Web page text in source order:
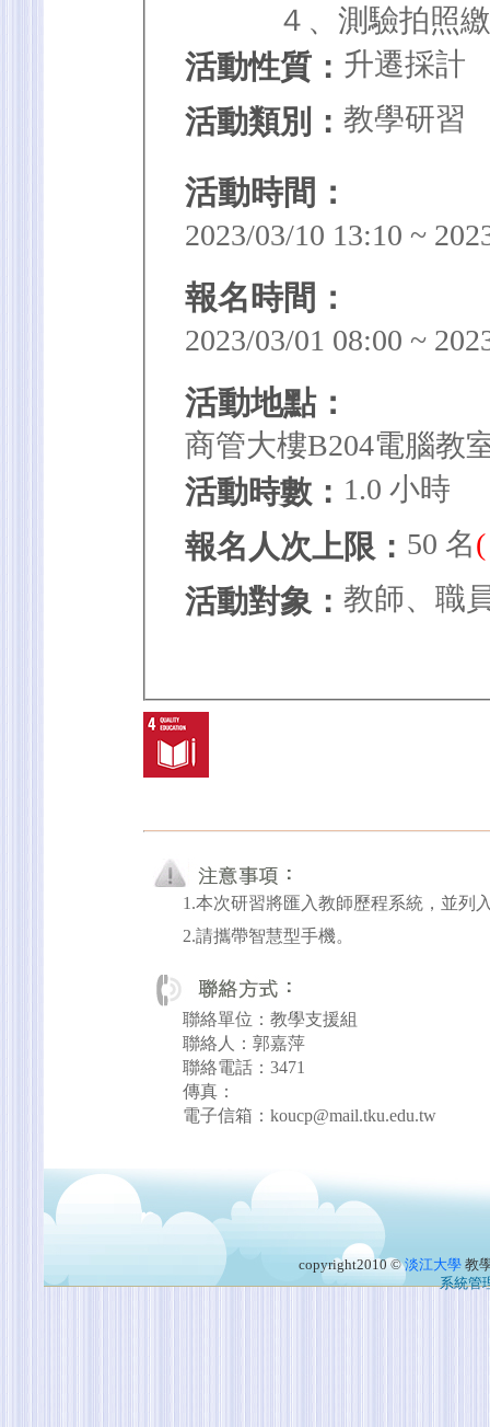
４、測驗拍照繳
活動性質： 升遷採計
活動類別： 教學研習
活動時間：
2023/03/10 13:10 ~
報名時間：
2023/03/01 08:00 ~
活動地點：
商管大樓B204電腦教
活動時數： 1.0 小時
報名人次上限： 50 名
活動對象： 教師、職
1.本次研習將匯入教師歷程系統，並列
2.請攜帶智慧型手機。
聯絡單位：教學支援組
聯絡人：郭嘉萍
聯絡電話：3471
傳真：
電子信箱：koucp@mail.tku.edu.tw
copyright2010 ©淡江大學 教
系統管